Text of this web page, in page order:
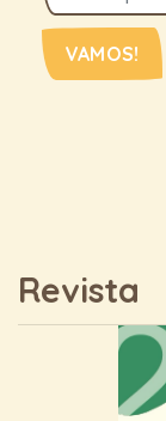
VAMOS!
Revista